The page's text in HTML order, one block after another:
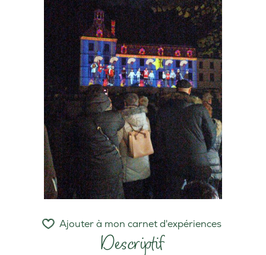
Descriptif
Ajouter à mon carnet d'expériences